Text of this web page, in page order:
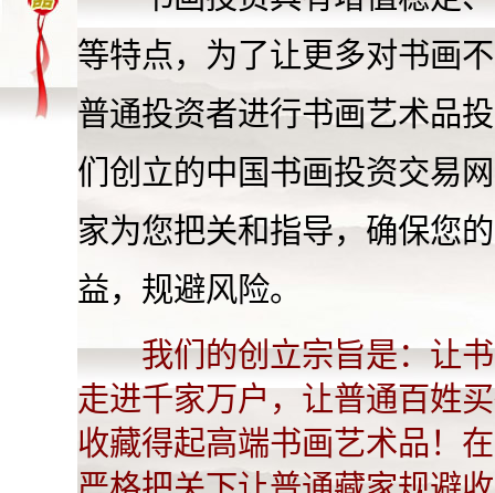
等特点，为了让更多对书画
普通投资者进行书画艺术品
们创立的中国书画投资交易
家为您把关和指导，确保您
益，规避风险。
我们的创立宗旨是：让书
走进千家万户，让普通百姓
收藏得起高端书画艺术品！